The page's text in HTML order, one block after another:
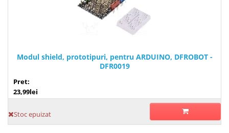
Modul shield, prototipuri, pentru ARDUINO, DFROBOT -
DFR0019
Pret:
23,99lei
Stoc epuizat